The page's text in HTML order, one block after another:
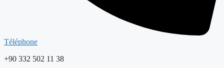
Téléphone
+90 332 502 11 38